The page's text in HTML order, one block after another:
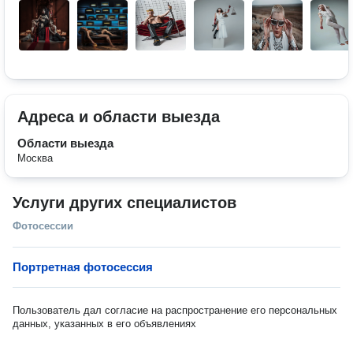
Адреса и области выезда
Области выезда
Москва
Услуги других специалистов
Фотосессии
Портретная фотосессия
Пользователь дал согласие на распространение его персональных
данных, указанных в его объявлениях